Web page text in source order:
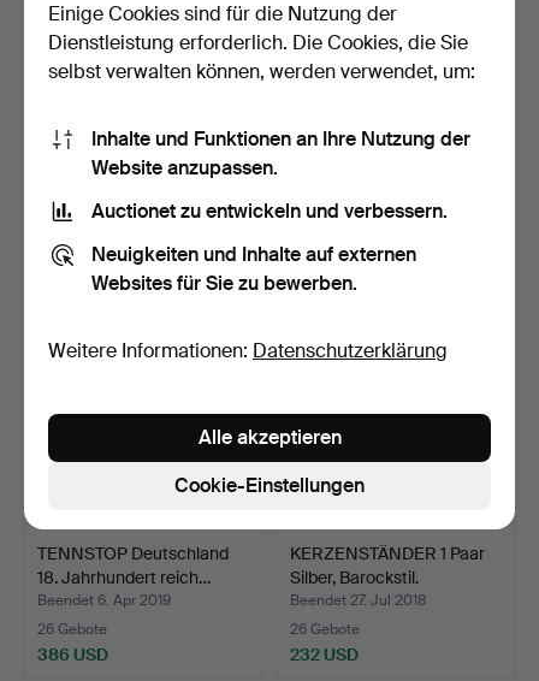
SCHREIBTISCH, Muschel
mit Silberdekor gest…
26 Gebote
211 USD
SPEISEBESTECK, 85-teilig,
211 USD
TENNSTOP Deutschland
18. Jahrhundert reich…
Beendet 6. Apr 2019
26 Gebote
386 USD
KERZENSTÄNDER 1 Paar
Silber, Barockstil.
Beendet 27. Jul 2018
26 Gebote
232 USD
Einige Cookies sind für die Nutzung der
Dienstleistung erforderlich. Die Cookies, die Sie
selbst verwalten können, werden verwendet, um:
Inhalte und Funktionen an Ihre Nutzung der
Website anzupassen.
Auctionet zu entwickeln und verbessern.
Neuigkeiten und Inhalte auf externen
Websites für Sie zu bewerben.
Weitere Informationen: Datenschutzerklärung
Cookie-Einstellungen
Alle akzeptieren